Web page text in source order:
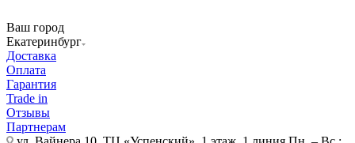
Ваш город
Екатеринбург
Доставка
Оплата
Гарантия
Trade in
Отзывы
Партнерам